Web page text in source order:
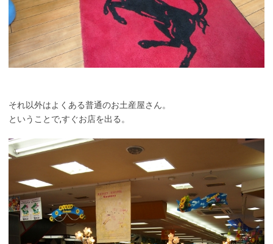
それ以外はよくある普通のお土産屋さん。
ということで,すぐお店を出る。